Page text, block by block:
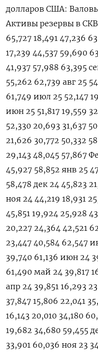
долларов США:
Активы резервы в
65,727 18,491 47,236
17,239 44,537 59,690
41,937 57,988 63,395
55,262 62,739 авг ‌25
61,749 июл 25 52,147
июн 25 51,817 19,559
52,330 20,693 31,637
21,626 30,772 50,332
29,143 48,045 57,867
45,927 58,852 янв 25
58,478 дек ‌24 45,823
ноя 24 44,219 18,931
45,851 19,924 25,928
20,227 24,364 42,521
23,447 40,584 62,547
39,740 61,136 июн 24
61,490 май 24 39,817
апр 24 39,851 16,293
37,847 15,806 22,041
16,143 20,010 34,180
19,682 34,680 59,455
33,901 60,036 ноя ⁠23